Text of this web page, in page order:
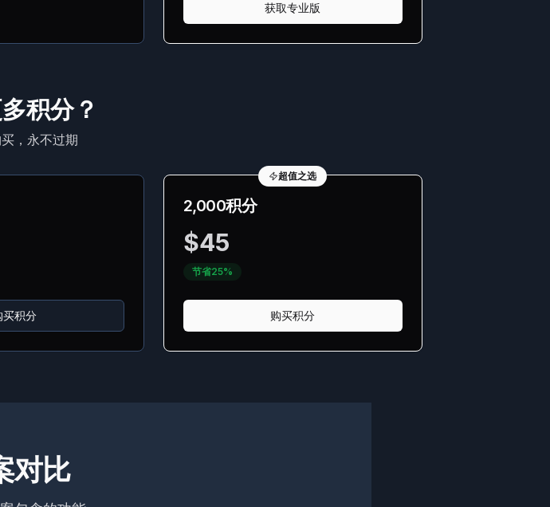
获取专业版
积分？
，永不过期
买积分
超值之选
2,000积分
$45
节省25%
购买积分
对比